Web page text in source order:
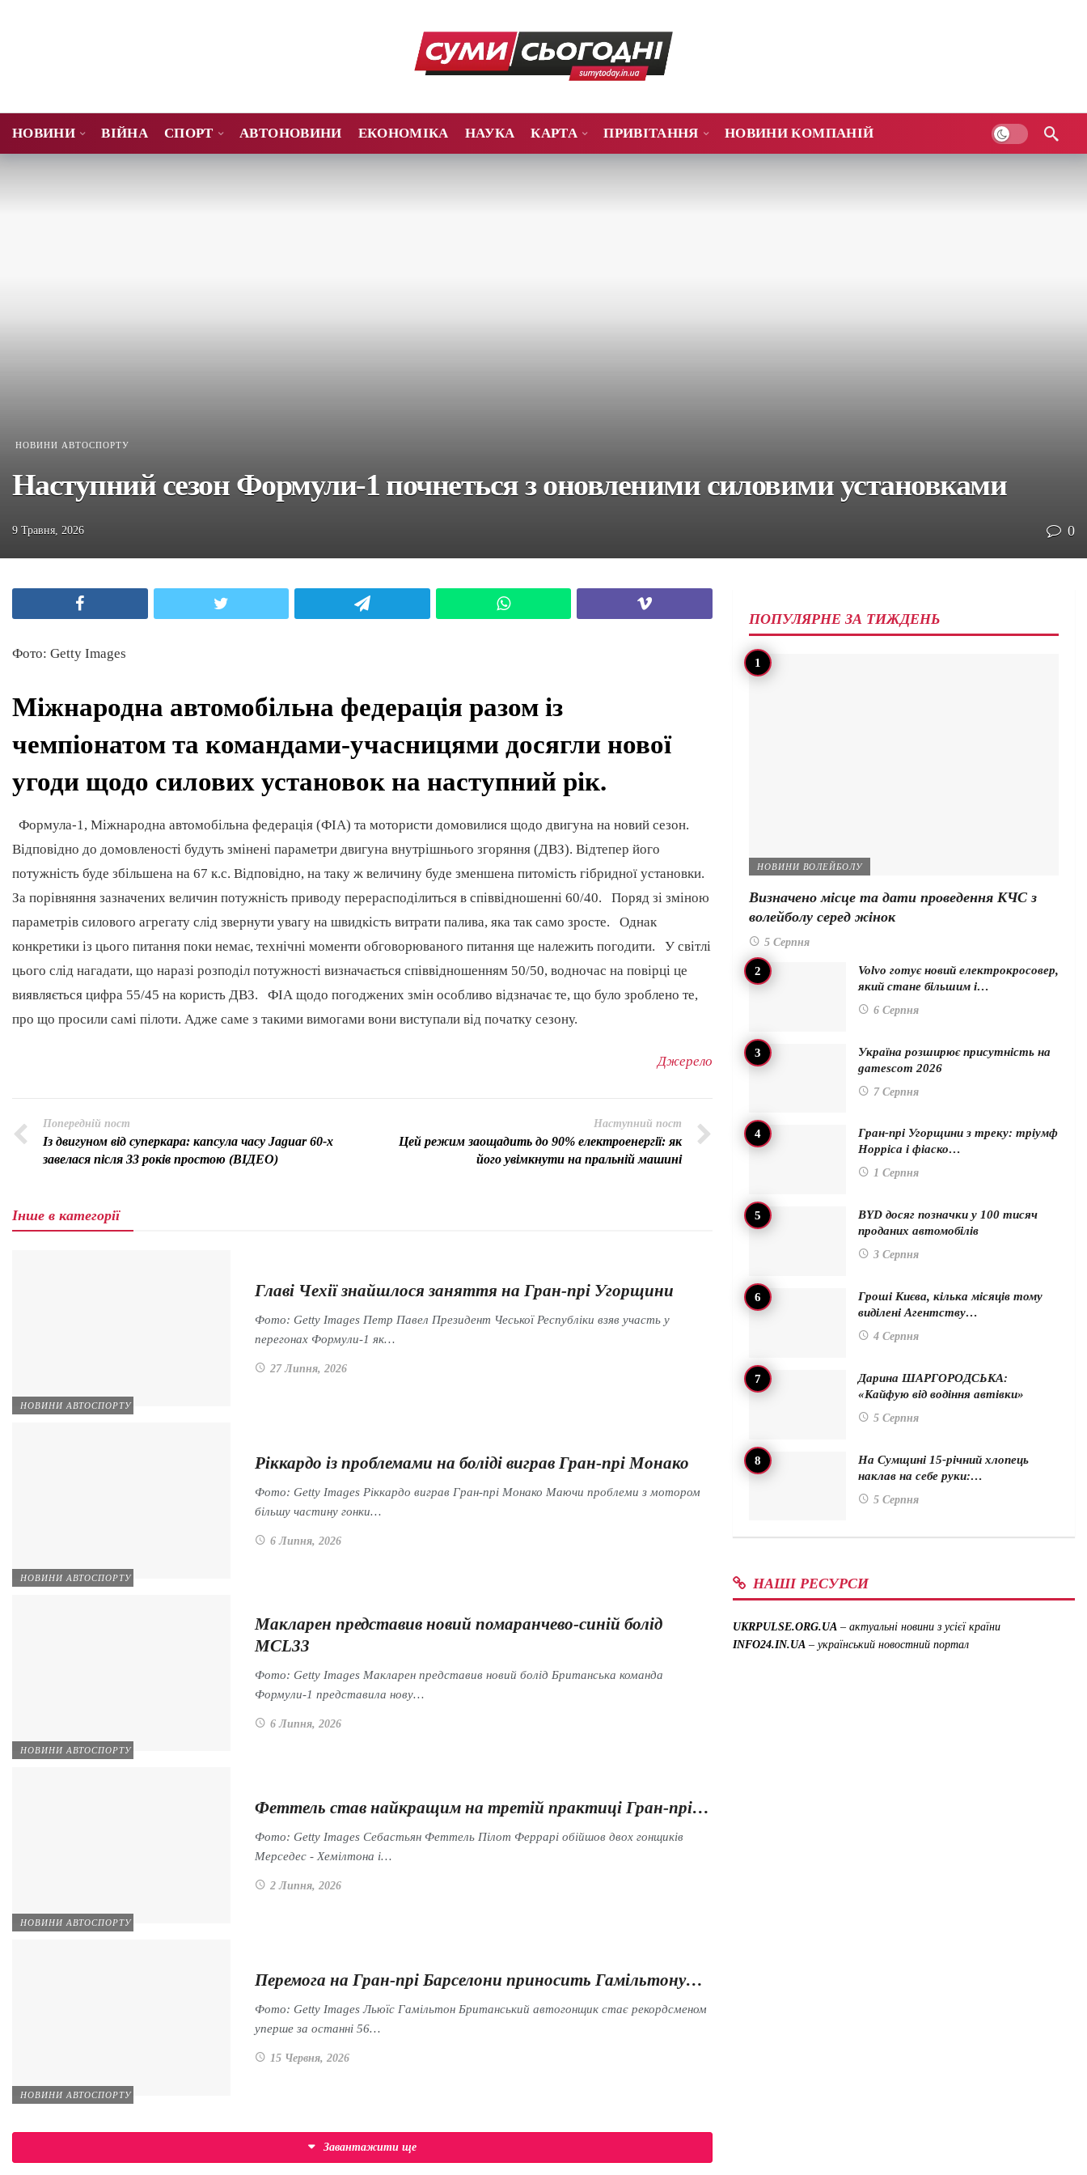
НОВИНИ ВІЙНА СПОРТ АВТОНОВИНИ ЕКОНОМІКА НАУКА КАРТА ПРИВІТАННЯ НОВИНИ КОМПАНІЙ
НОВИНИ АВТОСПОРТУ
Наступний сезон Формули-1 почнеться з оновленими силовими установками
9 Травня, 2026 0
Фото: Getty Images
Міжнародна автомобільна федерація разом із
чемпіонатом та командами-учасницями досягли нової
угоди щодо силових установок на наступний рік.
Формула-1, Міжнародна автомобільна федерація (ФІА) та мотористи домовилися щодо двигуна на новий сезон.
Відповідно до домовленості будуть змінені параметри двигуна внутрішнього згоряння (ДВЗ). Відтепер його
потужність буде збільшена на 67 к.с. Відповідно, на таку ж величину буде зменшена питомість гібридної установки.
За порівняння зазначених величин потужність приводу перерасподілиться в співвідношенні 60/40. Поряд зі зміною
параметрів силового агрегату слід звернути увагу на швидкість витрати палива, яка так само зросте. Однак
конкретики із цього питання поки немає, технічні моменти обговорюваного питання ще належить погодити. У світлі
цього слід нагадати, що наразі розподіл потужності визначається співвідношенням 50/50, водночас на повірці це
виявляється цифра 55/45 на користь ДВЗ. ФІА щодо погоджених змін особливо відзначає те, що було зроблено те,
про що просили самі пілоти. Адже саме з такими вимогами вони виступали від початку сезону.
Джерело
Попередній пост
Із двигуном від суперкара: капсула часу Jaguar 60-х
завелася після 33 років простою (ВІДЕО)
Наступний пост
Цей режим заощадить до 90% електроенергії: як
його увімкнути на пральній машині
Інше в категорії
НОВИНИ АВТОСПОРТУ
Главі Чехії знайшлося заняття на Гран-прі Угорщини
Фото: Getty Images Петр Павел Президент Чеської Республіки взяв участь у
перегонах Формули-1 як…
27 Липня, 2026
НОВИНИ АВТОСПОРТУ
Ріккардо із проблемами на боліді виграв Гран-прі Монако
Фото: Getty Images Ріккардо виграв Гран-прі Монако Маючи проблеми з мотором
більшу частину гонки…
6 Липня, 2026
НОВИНИ АВТОСПОРТУ
Макларен представив новий помаранчево-синій болід
MCL33
Фото: Getty Images Макларен представив новий болід Британська команда
Формули-1 представила нову…
6 Липня, 2026
НОВИНИ АВТОСПОРТУ
Феттель став найкращим на третій практиці Гран-прі…
Фото: Getty Images Себастьян Феттель Пілот Феррарі обійшов двох гонщиків
Мерседес - Хемілтона і…
2 Липня, 2026
НОВИНИ АВТОСПОРТУ
Перемога на Гран-прі Барселони приносить Гамільтону…
Фото: Getty Images Льюїс Гамільтон Британський автогонщик стає рекордсменом
уперше за останні 56…
15 Червня, 2026
Завантажити ще
ПОПУЛЯРНЕ ЗА ТИЖДЕНЬ
НОВИНИ ВОЛЕЙБОЛУ
Визначено місце та дати проведення КЧС з
волейболу серед жінок
5 Серпня
Volvo готує новий електрокросовер,
який стане більшим і…
6 Серпня
Україна розширює присутність на
gamescom 2026
7 Серпня
Гран-прі Угорщини з треку: тріумф
Норріса і фіаско…
1 Серпня
BYD досяг позначки у 100 тисяч
проданих автомобілів
3 Серпня
Гроші Києва, кілька місяців тому
виділені Агентству…
4 Серпня
Дарина ШАРГОРОДСЬКА:
«Кайфую від водіння автівки»
5 Серпня
На Сумщині 15-річний хлопець
наклав на себе руки:…
5 Серпня
НАШІ РЕСУРСИ
UKRPULSE.ORG.UA – актуальні новини з усієї країни
INFO24.IN.UA – український новостний портал